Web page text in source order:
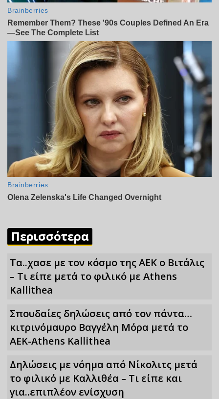
Περισσότερα
Τα..χασε με τον κόσμο της ΑΕΚ ο Βιτάλις
– Τι είπε μετά το φιλικό με Athens
Kallithea
Σπουδαίες δηλώσεις από τον πάντα…
κιτρινόμαυρο Βαγγέλη Μόρα μετά το
ΑΕΚ-Athens Kallithea
Δηλώσεις με νόημα από Νίκολιτς μετά
το φιλικό με Καλλιθέα – Τι είπε και
για..επιπλέον ενίσχυση